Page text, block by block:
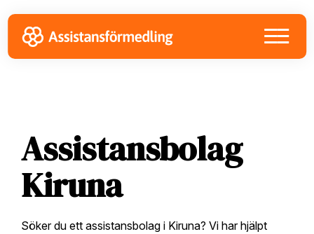
to
primary
navigation
to
main
content
to
footer
Assistansbolag
Kiruna
Söker du ett assistansbolag i Kiruna? Vi har hjälpt